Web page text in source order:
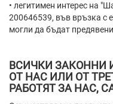
• легитимен интерес на
200646539, във връзка с
могли да бъдат
ВСИЧКИ ЗАКОННИ
ОТ НАС ИЛИ ОТ
РАБОТЯТ ЗА НАС,